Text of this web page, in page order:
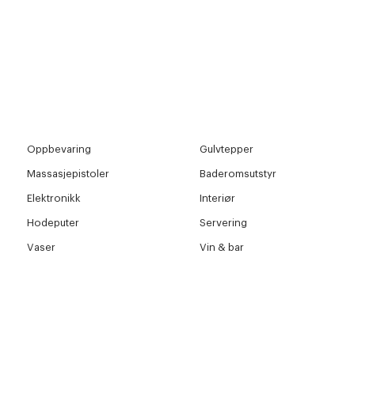
Oppbevaring Gulvtepper
Massasjepistoler Baderomsutstyr
Elektronikk Interiør
Hodeputer Servering
Vaser Vin & bar
at kunne se